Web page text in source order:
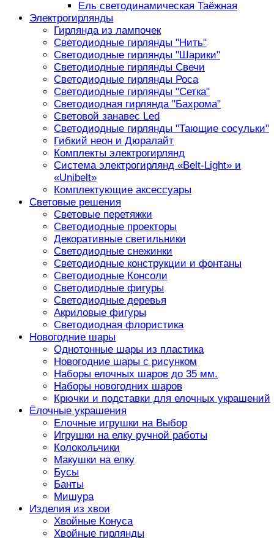
Ель светодинамическая Таёжная
Электрогирлянды
Гирлянда из лампочек
Светодиодные гирлянды "Нить"
Светодиодные гирлянды "Шарики"
Светодиодные гирлянды Свечи
Светодиодные гирлянды Роса
Светодиодные гирлянды "Сетка"
Светодиодная гирлянда "Бахрома"
Световой занавес Led
Светодиодные гирлянды "Тающие сосульки"
Гибкий неон и Дюралайт
Комплекты электрогирлянд
Система электрогирлянд «Belt-Light» и
«Unibelt»
Комплектующие аксессуары
Световые решения
Световые перетяжки
Светодиодные проекторы
Декоративные светильники
Светодиодные снежинки
Светодиодные конструкции и фонтаны
Светодиодные Консоли
Светодиодные фигуры
Светодиодные деревья
Акриловые фигуры
Светодиодная флористика
Новогодние шары
Однотонные шары из пластика
Новогодние шары с рисунком
Наборы елочных шаров до 35 мм.
Наборы новогодних шаров
Крючки и подставки для елочных украшений
Ёлочные украшения
Елочные игрушки на Выбор
Игрушки на елку ручной работы
Колокольчики
Макушки на елку
Бусы
Банты
Мишура
Изделия из хвои
Хвойные Конуса
Хвойные гирлянды